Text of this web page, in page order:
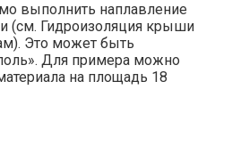
выполнить наплавление
(см. Гидроизоляция крыши
Это может быть
Для примера можно
на площадь 18